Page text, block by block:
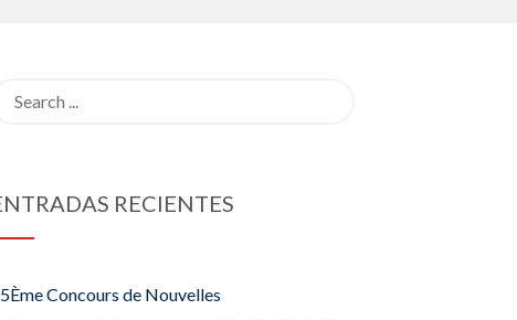
RECIENTES
Concours de Nouvelles